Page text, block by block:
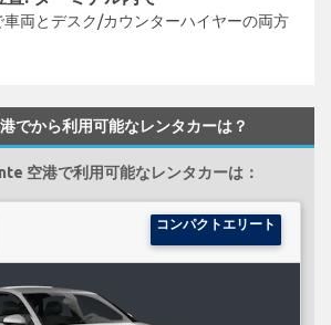
車両とデスク/カウンターハイヤーの両方
でから利用可能なレンタカーは？
空港で利用可能なレンタカーは：
コンパクトエリート